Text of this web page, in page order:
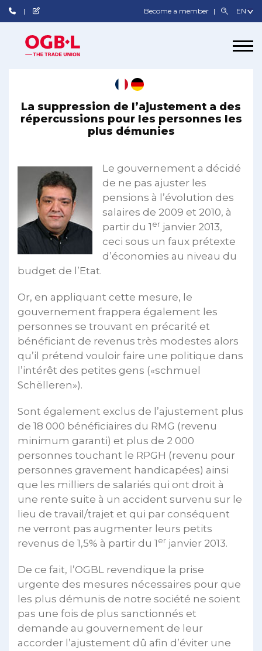
Become a member
La suppression de l’ajustement a des
répercussions pour les personnes les
plus démunies
Le gouvernement a décidé
de ne pas ajuster les
pensions à l’évolution des
salaires de 2009 et 2010, à
partir du 1 er janvier 2013,
ceci sous un faux prétexte
d’économies au niveau du
budget de l’Etat.
Or, en appliquant cette mesure, le
gouvernement frappera également les
personnes se trouvant en précarité et
bénéficiant de revenus très modestes alors
qu’il prétend vouloir faire une politique dans
l’intérêt des petites gens («schmuel
Schëlleren»).
Sont également exclus de l’ajustement plus
de 18 000 bénéficiaires du RMG (revenu
minimum garanti) et plus de 2 000
personnes touchant le RPGH (revenu pour
personnes gravement handicapées) ainsi
que les milliers de salariés qui ont droit à
une rente suite à un accident survenu sur le
lieu de travail/trajet et qui par conséquent
ne verront pas augmenter leurs petits
revenus de 1,5% à partir du 1 er janvier 2013.
De ce fait, l’OGBL revendique la prise
urgente des mesures nécessaires pour que
les plus démunis de notre société ne soient
pas une fois de plus sanctionnés et
demande au gouvernement de leur
accorder l’ajustement dû afin d’éviter une